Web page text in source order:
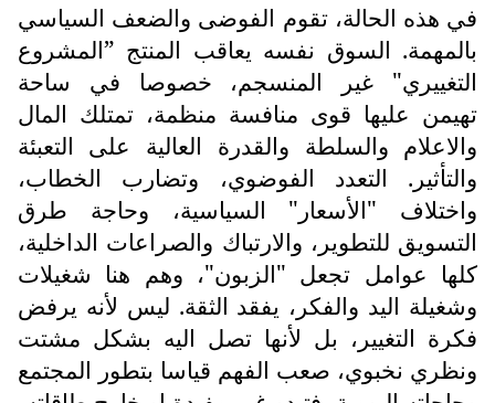
في هذه الحالة، تقوم الفوضى والضعف السياسي
بالمهمة. السوق نفسه يعاقب المنتج ”المشروع
التغييري" غير المنسجم، خصوصا في ساحة
تهيمن عليها قوى منافسة منظمة، تمتلك المال
والاعلام والسلطة والقدرة العالية على التعبئة
والتأثير. التعدد الفوضوي، وتضارب الخطاب،
واختلاف "الأسعار" السياسية، وحاجة طرق
التسويق للتطوير، والارتباك والصراعات الداخلية،
كلها عوامل تجعل "الزبون"، وهم هنا شغيلات
وشغيلة اليد والفكر، يفقد الثقة. ليس لأنه يرفض
فكرة التغيير، بل لأنها تصل اليه بشكل مشتت
ونظري نخبوي، صعب الفهم قياسا بتطور المجتمع